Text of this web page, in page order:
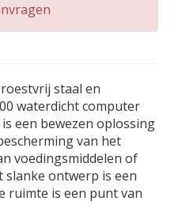
staal en
waterdicht computer
een bewezen oplossing
van het
voedingsmiddelen of
slanke ontwerp is een
ruimte is een punt van